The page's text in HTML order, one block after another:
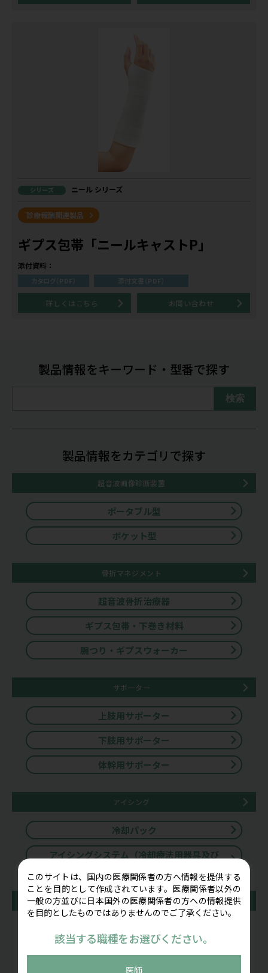
シリーズ ニール シリーズ
診療報酬関連製品
ギプス包帯「ニールキャストP」
添付資料：
カタログ（PDF） 添付文書（PDF）
詳しくはこちら お問い合わせ
製品情報をキーワード・型番で探す
検索
製品情報をカテゴリで探す
超音波画像診断装置
ポータブル型
ポケット型
骨折マネジメント
超音波骨折治療器
ギプス包帯・下巻き材料
腕つり・ギプスウォーカー
サポーター
上肢用サポーター
下肢用サポーター
体幹用サポーター
アイシング
冷却パック
アイシングシステム（冷却療法用器具及び
リハビリ・トレーニング機器
体幹トレーニング装置
このサイトは、国内の医療関係者の方へ情報を提供する
ことを目的として作成されています。医療関係者以外の
一般の方並びに日本国外の医療関係者の方への情報提供
を目的としたものではありませんのでご了承ください。
該当する職種をお選びください。
医師